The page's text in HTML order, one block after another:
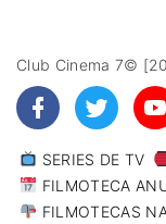
Club Cinema 7©
SERIES DE TV
FILMOTECA
FILMOTECAS